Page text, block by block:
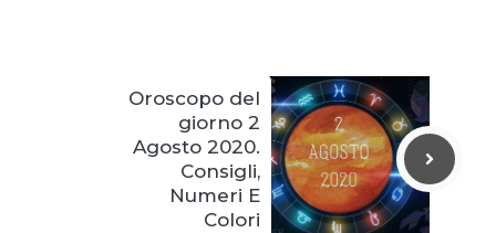
Oroscopo del
giorno 2
Agosto 2020.
Consigli,
Numeri E
Colori